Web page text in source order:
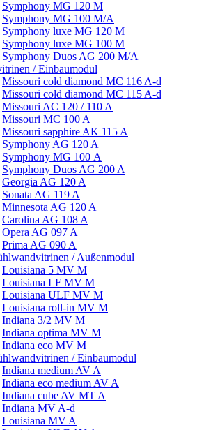
Symphony MG 120 M
Symphony MG 100 M/А
Symphony luxe MG 120 M
Symphony luxe MG 100 M
Symphony Duos AG 200 M/A
/ Einbaumodul
Missouri cold diamond MC 116 A-d
Missouri cold diamond MC 115 A-d
Missouri AC 120 / 110 A
Missouri MC 100 A
Missouri sapphire AK 115 A
Symphony AG 120 A
Symphony MG 100 А
Symphony Duos AG 200 A
Georgia AG 120 A
Sonata AG 119 A
Minnesota AG 120 A
Carolina AG 108 A
Opera AG 097 A
Prima AG 090 A
/ Außenmodul
Louisiana 5 MV M
Louisiana LF MV M
Louisiana ULF MV M
Louisiana roll-in MV M
Indiana 3/2 MV M
Indiana optima MV M
Indiana eco MV M
/ Einbaumodul
Indiana medium AV A
Indiana eco medium AV A
Indiana cube AV MT A
Indiana MV A-d
Louisiana MV A